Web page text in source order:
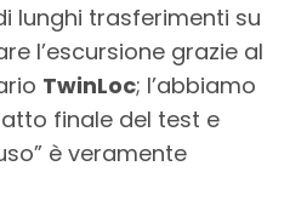
lunghi trasferimenti su
l’escursione grazie al
TwinLoc; l’abbiamo
finale del test e
è veramente